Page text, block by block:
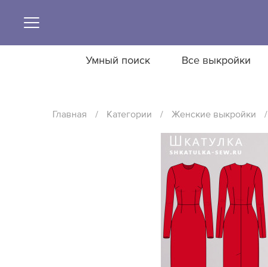
Умный поиск Все выкройки
Главная / Категории / Женские выкройки /